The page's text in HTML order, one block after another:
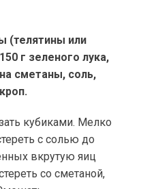
(телятины или
150 г зеленого лука,
сметаны, соль,
кубиками. Мелко
с солью до
вкрутую яиц
со сметаной,